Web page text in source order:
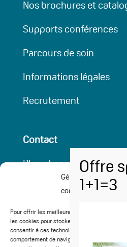
Gérer le
cookies
Pour offrir les meilleures expériences, nous
les cookies pour stocker et/ou accéder aux
consentir à ces technologies nous permettra
comportement de navigation ou les ID
Nos brochures et
Supports conférences
Parcours de soin
Informations légales
Recrutement
Contact
Plan et accessibilité
Partenaires
Cures médicalisées
Activités Sport-Santé